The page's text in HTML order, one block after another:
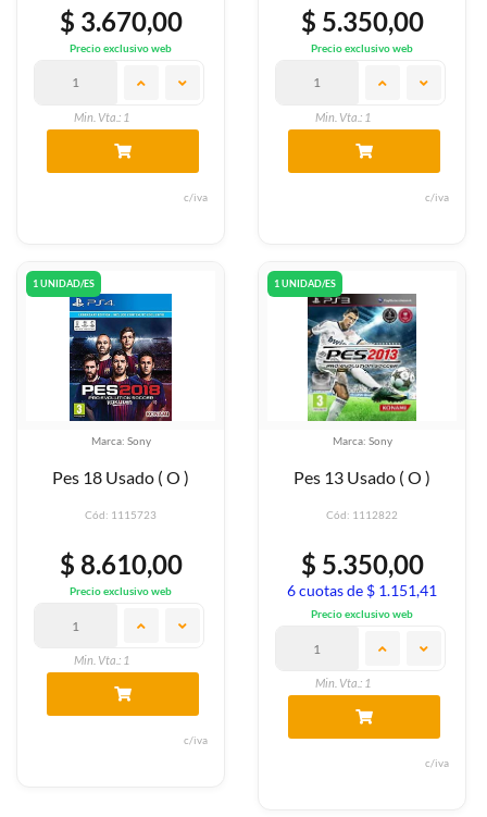
$ 3.670,00
Precio exclusivo web
Min. Vta.: 1
c/iva
$ 5.350,00
Precio exclusivo web
Min. Vta.: 1
c/iva
1 UNIDAD/ES
Marca: Sony
Pes 18 Usado ( O )
Cód: 1115723
$ 8.610,00
Precio exclusivo web
Min. Vta.: 1
c/iva
1 UNIDAD/ES
Marca: Sony
Pes 13 Usado ( O )
Cód: 1112822
$ 5.350,00
6 cuotas de $ 1.151,41
Precio exclusivo web
Min. Vta.: 1
c/iva